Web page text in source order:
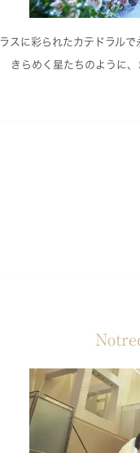
スに彩られたカテドラル
きらめく星たちのように